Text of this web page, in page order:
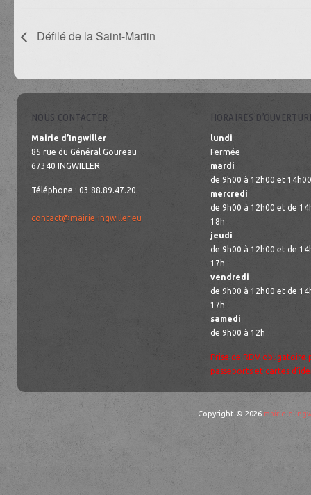
Défilé de la Saint-Martin
NOUS CONTACTER
Mairie d’Ingwiller
85 rue du Général Goureau
67340 INGWILLER
Téléphone : 03.88.89.47.20.
contact@mairie-ingwiller.eu
HORAIRES
lundi
Fermée
mardi
de 9h00 à 12h00 et
mercredi
de 9h00 à 12h00 et de
18h
jeudi
de 9h00 à 12h00 et de
17h
vendredi
de 9h00 à 12h00 et de
17h
samedi
de 9h00 à 12h
Prise de RDV obligatoire
passeports et cartes
Copyright © 2026 mairie